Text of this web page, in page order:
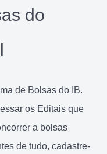
do
de Bolsas do IB.
os Editais que
a bolsas
de tudo, cadastre-